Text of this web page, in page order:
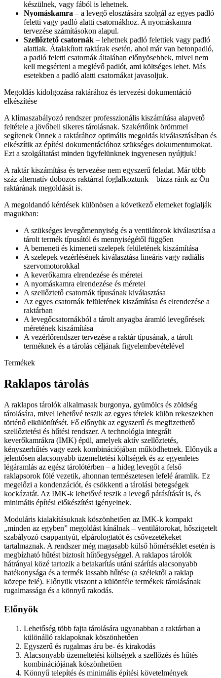
készülnek, vagy fából is lehetnek.
Nyomáskamra – a levegő elosztására szolgál az egyes padló
feletti vagy padló alatti csatornákhoz. A nyomáskamra
tervezése számításokon alapul.
Szellőztető csatornák – lehetnek padló felettiek vagy padló
alattiak. Átalakított raktárak esetén, ahol már van betonpadló,
a padló feletti csatornák általában előnyösebbek, mivel nem
kell megsérteni a meglévő padlót, ami költséges lehet. Más
esetekben a padló alatti csatornákat javasoljuk.
Megoldás kidolgozása raktárához és tervezési dokumentáció
elkészítése
A klímaszabályozó rendszer professzionális kiszámítása alapvető
feltétele a jövőbeli sikeres tárolásnak. Szakértőink örömmel
segítenek Önnek a raktárához optimális megoldás kiválasztásában és
elkészítik az építési dokumentációhoz szükséges dokumentumokat.
Ezt a szolgáltatást minden ügyfelünknek ingyenesen nyújtjuk!
A raktár kiszámítása és tervezése nem egyszerű feladat. Már több
száz alternatív dobozos raktárral foglalkoztunk – bízza ránk az Ön
raktárának megoldását is.
A megoldandó kérdések különösen a következő elemeket foglalják
magukban:
A szükséges levegőmennyiség és a ventilátorok kiválasztása a
tárolt termék típusától és mennyiségétől függően
A bemeneti és kimeneti szelepek felületének kiszámítása
A szelepek vezérlésének kiválasztása lineáris vagy radiális
szervomotorokkal
A keverőkamra elrendezése és méretei
A nyomáskamra elrendezése és méretei
A szellőztető csatornák típusának kiválasztása
Az egyes csatornák felületének kiszámítása és elrendezése a
raktárban
A levegőcsatornákból a tárolt anyagba áramló levegőrések
méretének kiszámítása
A vezérlőrendszer tervezése a raktár típusának, a tárolt
terméknek és a tárolás céljának figyelembevételével
Termékek
Raklapos tárolás
A raklapos tárolók alkalmasak burgonya, gyümölcs és zöldség
tárolására, mivel lehetővé teszik az egyes tételek külön rekeszekben
történő elkülönítését. Fő előnyük az egyszerű és megfizethető
szellőztetési és hűtési rendszer. A technológia integrált
keverőkamrákra (IMK) épül, amelyek aktív szellőztetés,
kényszerhűtés vagy ezek kombinációjában működhetnek. Előnyük a
jelentősen alacsonyabb üzemeltetési költségek és az egyenletes
légáramlás az egész tárolótérben – a hideg levegőt a felső
raklapsorok fölé vezetik, ahonnan természetesen lefelé áramlik. Ez
megelőzi a kondenzációt, és csökkenti a tárolási betegségek
kockázatát. Az IMK-k lehetővé teszik a levegő párásítását is, és
minimális építési előkészítést igényelnek.
Moduláris kialakításuknak köszönhetően az IMK-k kompakt
„minden az egyben” megoldást kínálnak – ventilátorokat, hőszigetelt
szabályozó csappantyút, elpárologtatót és csővezetékeket
tartalmaznak. A rendszer még magasabb külső hőmérséklet esetén is
megbízható hűtést biztosít hűtőegységgel. A raklapos tárolók
hátrányai közé tartozik a betakarítás utáni szárítás alacsonyabb
hatékonysága és a termék lassabb hűtése (a szélektől a raklap
közepe felé). Előnyük viszont a különféle termékek tárolásának
rugalmassága és a könnyű rakodás.
Előnyök
Lehetőség több fajta tárolására ugyanabban a raktárban a
különálló raklapoknak köszönhetően
Egyszerű és rugalmas áru be- és kirakodás
Alacsonyabb üzemeltetési költségek a szellőzés és hűtés
kombinációjának köszönhetően
Könnyű telepítés és minimális építési követelmények